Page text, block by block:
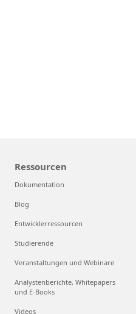
Ressourcen
Dokumentation
Blog
Entwicklerressourcen
Studierende
Veranstaltungen und Webinare
Analystenberichte, Whitepapers
und E-Books
Videos